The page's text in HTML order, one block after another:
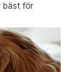
bäst för